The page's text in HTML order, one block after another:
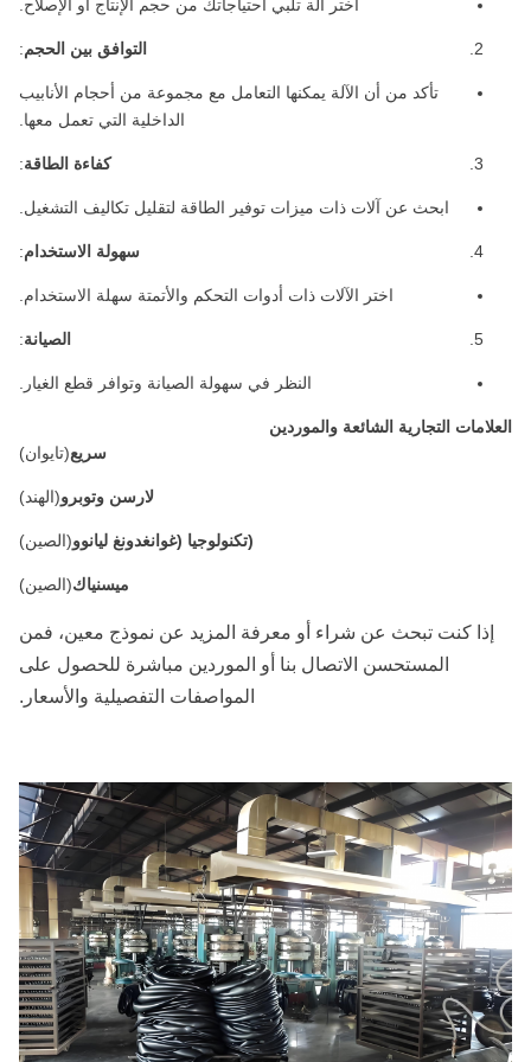
اختر آلة تلبي احتياجاتك من حجم الإنتاج أو الإصلاح.
التوافق بين الحجم:
تأكد من أن الآلة يمكنها التعامل مع مجموعة من أحجام الأنابيب
الداخلية التي تعمل معها.
كفاءة الطاقة:
ابحث عن آلات ذات ميزات توفير الطاقة لتقليل تكاليف التشغيل.
سهولة الاستخدام:
اختر الآلات ذات أدوات التحكم والأتمتة سهلة الاستخدام.
الصيانة:
النظر في سهولة الصيانة وتوافر قطع الغيار.
العلامات التجارية الشائعة والموردين
سريع(تايوان)
لارسن وتوبرو(الهند)
(تكنولوجيا (غوانغدونغ ليانوو(الصين)
ميسنياك(الصين)
إذا كنت تبحث عن شراء أو معرفة المزيد عن نموذج معين، فمن
المستحسن الاتصال بنا أو الموردين مباشرة للحصول على
المواصفات التفصيلية والأسعار.